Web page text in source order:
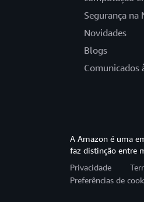
Segurança na
Novidades
Blogs
Comunicados
A Amazon é uma
faz distinção entre
Privacidade
Preferências de